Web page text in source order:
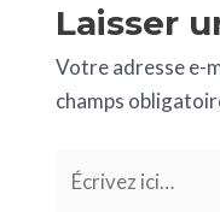
Laisser
Votre adresse e-
champs
Écrivez
ici…